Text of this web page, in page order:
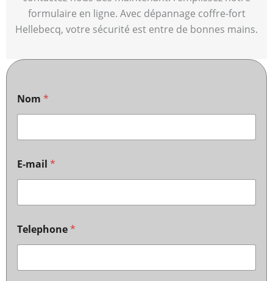
formulaire en ligne. Avec dépannage coffre-fort
Hellebecq, votre sécurité est entre de bonnes mains.
Nom *
E-mail *
Telephone*